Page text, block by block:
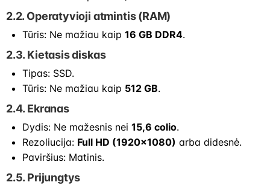
2.2. Operatyvioji atmintis (RAM)
Tūris: Ne mažiau kaip 16 GB DDR4.
2.3. Kietasis diskas
Tipas: SSD.
Tūris: Ne mažiau kaip 512 GB.
2.4. Ekranas
Dydis: Ne mažesnis nei 15,6 colio.
Rezoliucija: Full HD (1920×1080) arba didesnė.
Paviršius: Matinis.
2.5. Prijungtys